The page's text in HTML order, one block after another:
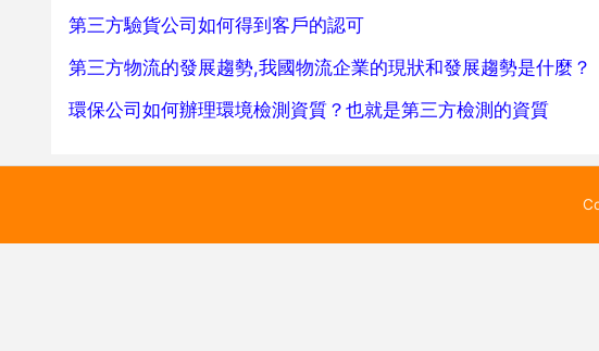
第三方驗貨公司如何得到客戶的認可
第三方物流的發展趨勢,我國物流企業的現狀和發展趨勢是什麼？
環保公司如何辦理環境檢測資質？也就是第三方檢測的資質